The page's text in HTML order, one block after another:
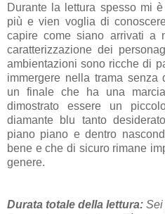
Durante la lettura spesso mi
più e vien voglia di
capire come siano arrivati a
caratterizzazione dei
ambientazioni sono ricche di
immergere nella trama senza
un finale che ha una
dimostrato essere un
diamante blu tanto
piano piano e dentro
bene e che di sicuro rimane
genere.
Durata totale della lettura: Sei